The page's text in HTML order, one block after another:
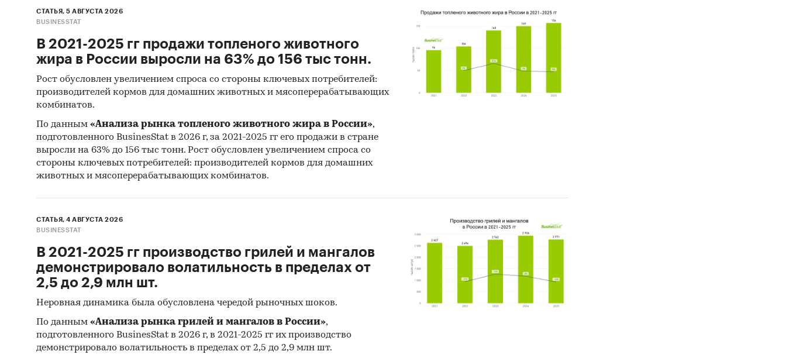
СТАТЬЯ, 5 АВГУСТА 2026
BUSINESSTAT
В 2021-2025 гг продажи топленого животного
жира в России выросли на 63% до 156 тыс тонн.
Рост обусловлен увеличением спроса со стороны ключевых потребителей:
производителей кормов для домашних животных и мясоперерабатывающих
комбинатов.
По данным «Анализа рынка топленого животного жира в России»,
подготовленного BusinesStat в 2026 г, за 2021-2025 гг его продажи в стране
выросли на 63% до 156 тыс тонн. Рост обусловлен увеличением спроса со
стороны ключевых потребителей: производителей кормов для домашних
животных и мясоперерабатывающих комбинатов.
СТАТЬЯ, 4 АВГУСТА 2026
BUSINESSTAT
В 2021-2025 гг производство грилей и мангалов
демонстрировало волатильность в пределах от
2,5 до 2,9 млн шт.
Неровная динамика была обусловлена чередой рыночных шоков.
По данным «Анализа рынка грилей и мангалов в России»,
подготовленного BusinesStat в 2026 г, в 2021-2025 гг их производство
демонстрировало волатильность в пределах от 2,5 до 2,9 млн шт.